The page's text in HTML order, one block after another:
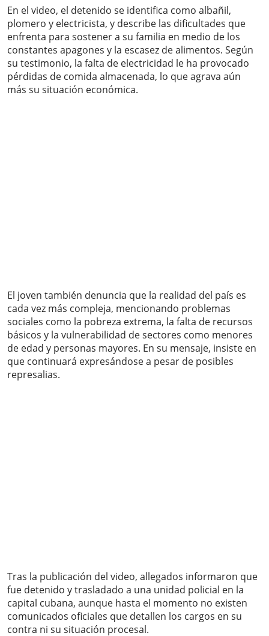
En el video, el detenido se identifica como albañil,
plomero y electricista, y describe las dificultades que
enfrenta para sostener a su familia en medio de los
constantes apagones y la escasez de alimentos. Según
su testimonio, la falta de electricidad le ha provocado
pérdidas de comida almacenada, lo que agrava aún
más su situación económica.
El joven también denuncia que la realidad del país es
cada vez más compleja, mencionando problemas
sociales como la pobreza extrema, la falta de recursos
básicos y la vulnerabilidad de sectores como menores
de edad y personas mayores. En su mensaje, insiste en
que continuará expresándose a pesar de posibles
represalias.
Tras la publicación del video, allegados informaron que
fue detenido y trasladado a una unidad policial en la
capital cubana, aunque hasta el momento no existen
comunicados oficiales que detallen los cargos en su
contra ni su situación procesal.